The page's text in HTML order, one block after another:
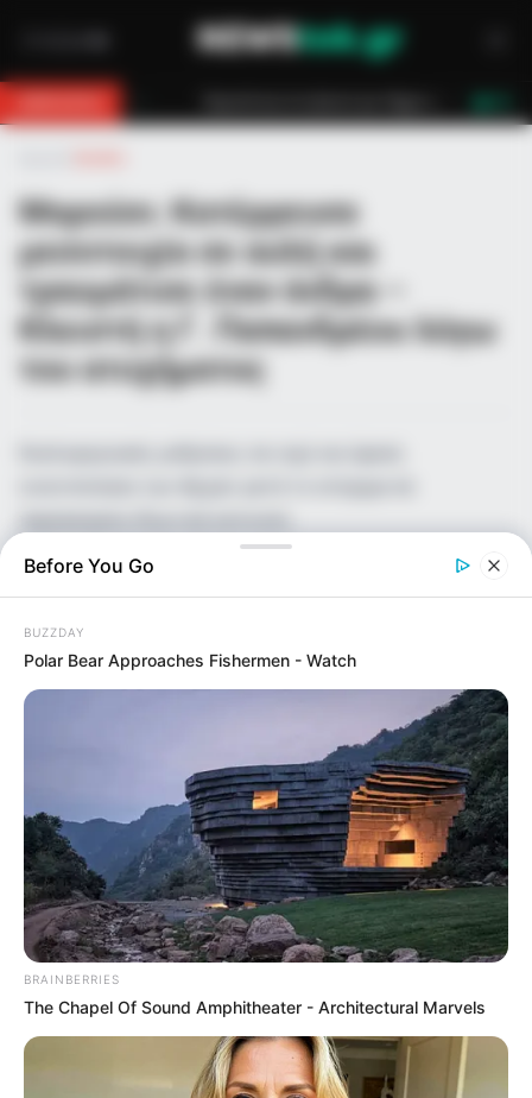
Μαρούσι: Κατέρρευσε
μεσοτοιχία σε αυλή και
τραυμάτισε έναν άνδρα –
Κλειστή η Γ. Παπανδρέου λόγω
του ατυχήματος
NT Επιμέλεια
Δημοσίευση
04/07/2026, 20:37 · 8:37 ΜΜ
04/07/2026, 20:38 · 8:38 ΜΜ
Ελλάδα
Before You Go
BUZZDAY
Polar Bear Approaches Fishermen - Watch
BRAINBERRIES
The Chapel Of Sound Amphitheater - Architectural Marvels